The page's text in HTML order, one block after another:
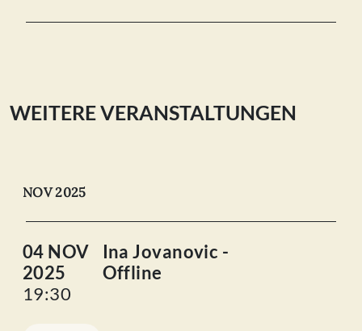
WEITERE VERANSTALTUNGEN
NOV 2025
04 NOV
2025
19:30
Ina Jovanovic -
Offline